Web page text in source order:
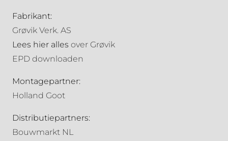
Fabrikant:
Grøvik Verk. AS
Lees hier alles over Grøvik
EPD downloaden
Montagepartner:
Holland Goot
Distributiepartners:
Bouwmarkt NL